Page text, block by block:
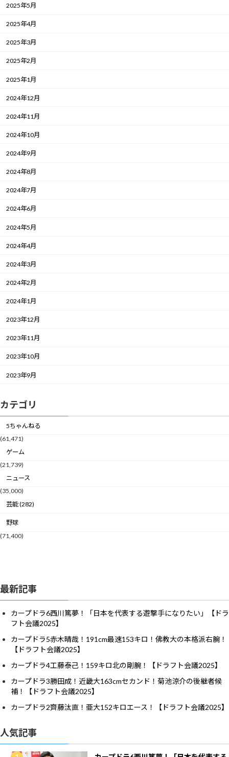
2025年5月
2025年4月
2025年3月
2025年2月
2025年1月
2024年12月
2024年11月
2024年10月
2024年9月
2024年8月
2024年7月
2024年6月
2024年5月
2024年4月
2024年3月
2024年2月
2024年1月
2023年12月
2023年11月
2023年10月
2023年9月
カテゴリ
5ちゃんねる
(61,471)
ゲーム
(21,739)
ニュース
(35,000)
芸能 (282)
野球
(71,400)
最新記事
カープドラ6西川篤夢！「日本を代表する遊撃手になりたい」【ドラ
フト会議2025】
カープドラ5赤木晴哉！191cm最速153キロ！佛教大の本格派右腕！
【ドラフト会議2025】
カープドラ4工藤泰己！159キロ北の剛腕！【ドラフト会議2025】
カープドラ3勝田成！近畿大163cmセカンド！菊池涼介の後継者候
補！【ドラフト会議2025】
カープドラ2齊藤汰直！亜大152キロエース！【ドラフト会議2025】
人気記事